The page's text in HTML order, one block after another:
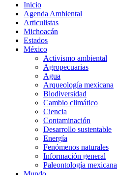
Inicio
Agenda Ambiental
Articulistas
Michoacán
Estados
México
Activismo ambiental
Agropecuarias
Agua
Arqueología mexicana
Biodiversidad
Cambio climático
Ciencia
Contaminación
Desarrollo sustentable
Energía
Fenómenos naturales
Información general
Paleontología mexicana